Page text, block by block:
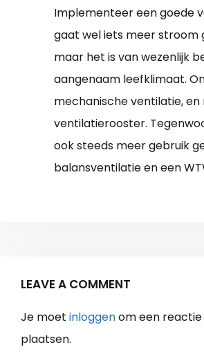
Implementeer een goede
gaat wel iets meer stroom
maar het is van wezenlijk
aangenaam leefklimaat.
mechanische ventilatie, en
ventilatierooster.
ook steeds meer gebruik
balansventilatie en een
LEAVE A COMMENT
Je moet inloggenom een
plaatsen.